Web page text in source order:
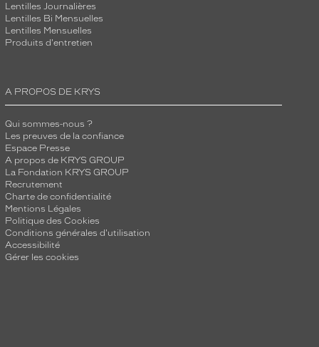
Lentilles Journalières
Lentilles Bi Mensuelles
Lentilles Mensuelles
Produits d'entretien
A PROPOS DE KRYS
Qui sommes-nous ?
Les preuves de la confiance
Espace Presse
A propos de KRYS GROUP
La Fondation KRYS GROUP
Recrutement
Charte de confidentialité
Mentions Légales
Politique des Cookies
Conditions générales d'utilisation
Accessibilité
Gérer les cookies